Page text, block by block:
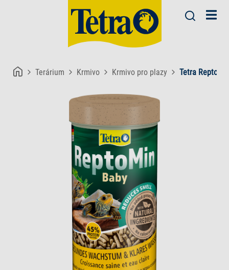
Terárium Krmivo Krmivo pro plazy Tetra